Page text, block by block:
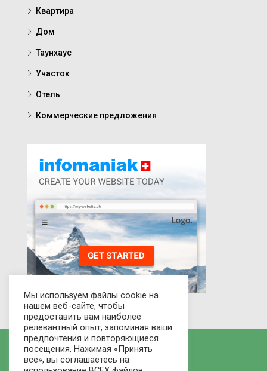
Квартира
Дом
Таунхаус
Участок
Отель
Коммерческие предложения
Мы используем файлы cookie на
нашем веб-сайте, чтобы
предоставить вам наиболее
релевантный опыт, запоминая ваши
предпочтения и повторяющиеся
посещения. Нажимая «Принять
все», вы соглашаетесь на